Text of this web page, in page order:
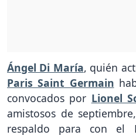
Ángel Di María, quién
Paris Saint Germain
convocados por Lionel
amistosos de
respaldo para con el